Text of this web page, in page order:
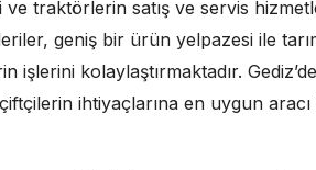
ve traktörlerin satış ve servis
geniş bir ürün yelpazesi ile
işlerini kolaylaştırmaktadır.
ihtiyaçlarına en uygun aracı